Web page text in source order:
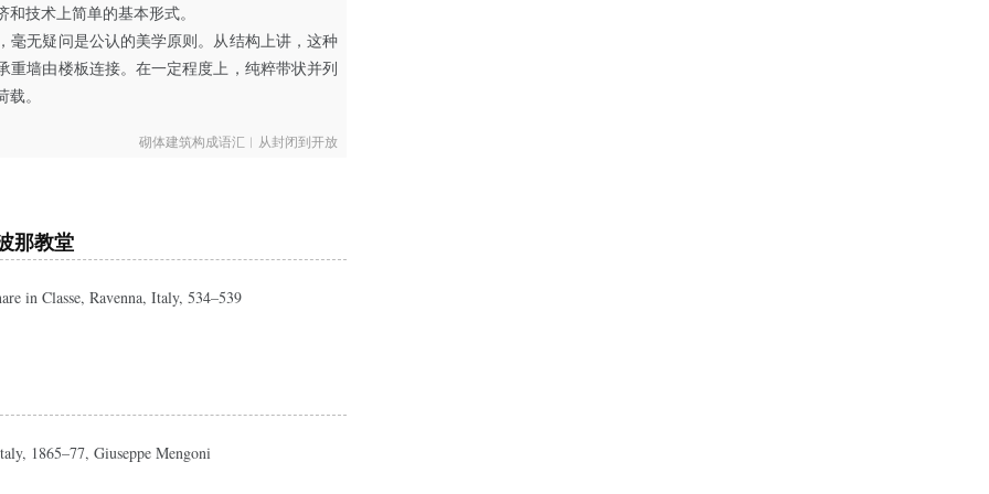
技术上简单的基本形式。
毫无疑问是公认的美学原则。从结构上讲，这种
重墙由楼板连接。在一定程度上，纯粹带状并列
。
砌体建筑构成语汇︱从封闭到开放
那教堂
in Classe, Ravenna, Italy, 534–539
1865–77, Giuseppe Mengoni